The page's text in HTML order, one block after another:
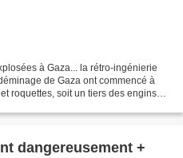
à Gaza... la rétro-ingénierie
de Gaza ont commencé à
roquettes, soit un tiers des engins
dangereusement +